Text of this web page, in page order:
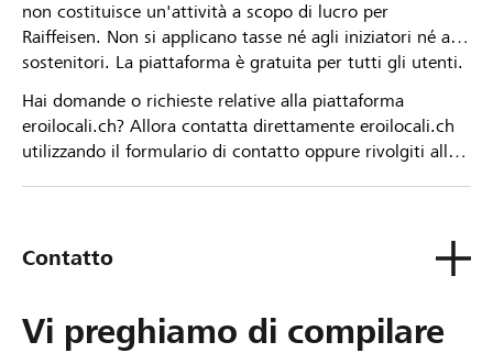
non costituisce un'attività a scopo di lucro per
Raiffeisen. Non si applicano tasse né agli iniziatori né ai
sostenitori. La piattaforma è gratuita per tutti gli utenti.
Hai domande o richieste relative alla piattaforma
eroilocali.ch? Allora contatta direttamente eroilocali.ch
utilizzando il formulario di contatto oppure rivolgiti alla
Contatto
Vi preghiamo di compilare